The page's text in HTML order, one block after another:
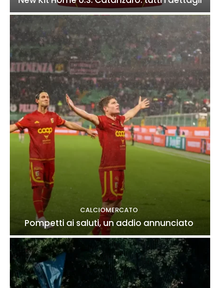
CALCIOMERCATO
Pompetti ai saluti, un addio annunciato